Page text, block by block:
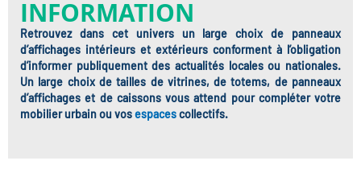
INFORMATION
Retrouvez dans cet univers un large choix de panneaux
d’affichages intérieurs et extérieurs conforment à l’obligation
d’informer publiquement des actualités locales ou nationales.
Un large choix de tailles de vitrines, de totems, de panneaux
d’affichages et de caissons vous attend pour compléter votre
mobilier urbain ou vosespacescollectifs.